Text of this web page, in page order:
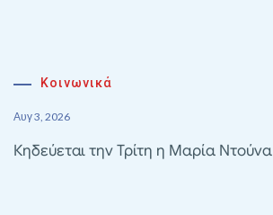
Κοινωνικά
Αυγ 3, 2026
Κηδεύεται την Τρίτη η Μαρία Ντούνα